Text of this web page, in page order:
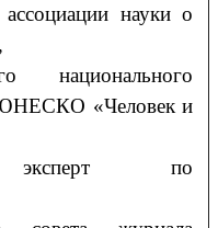
науки о
национального
«Человек и
эксперт по